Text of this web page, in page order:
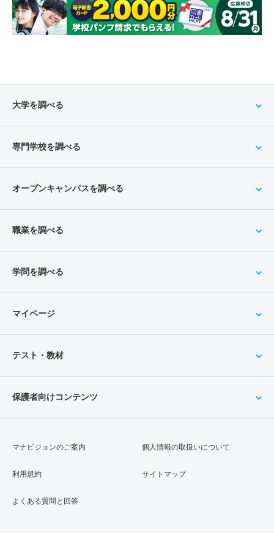
大学を調べる
専門学校を調べる
オープンキャンパスを調べる
職業を調べる
学問を調べる
マイページ
テスト・教材
保護者向けコンテンツ
マナビジョンのご案内
利用規約
よくある質問と回答
個人情報の取扱いについて
サイトマップ